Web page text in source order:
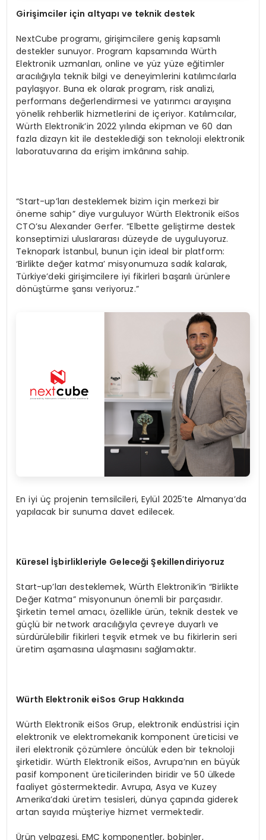
Girişimciler için altyapı ve teknik destek
NextCube programı, girişimcilere geniş kapsamlı
destekler sunuyor. Program kapsamında Würth
Elektronik uzmanları, online ve yüz yüze eğitimler
aracılığıyla teknik bilgi ve deneyimlerini katılımcılarla
paylaşıyor. Buna ek olarak program, risk analizi,
performans değerlendirmesi ve yatırımcı arayışına
yönelik rehberlik hizmetlerini de içeriyor. Katılımcılar,
Würth Elektronik’in 2022 yılında ekipman ve 60 dan
fazla dizayn kit ile desteklediği son teknoloji elektronik
laboratuvarına da erişim imkânına sahip.
“Start-up’ları desteklemek bizim için merkezi bir
öneme sahip” diye vurguluyor Würth Elektronik eiSos
CTO’su Alexander Gerfer. “Elbette geliştirme destek
konseptimizi uluslararası düzeyde de uyguluyoruz.
Teknopark İstanbul, bunun için ideal bir platform:
‘Birlikte değer katma’ misyonumuza sadık kalarak,
Türkiye’deki girişimcilere iyi fikirleri başarılı ürünlere
dönüştürme şansı veriyoruz.”
En iyi üç projenin temsilcileri, Eylül 2025’te Almanya’da
yapılacak bir sunuma davet edilecek.
Küresel İşbirlikleriyle Geleceği Şekillendiriyoruz
Start-up’ları desteklemek, Würth Elektronik’in “Birlikte
Değer Katma” misyonunun önemli bir parçasıdır.
Şirketin temel amacı, özellikle ürün, teknik destek ve
güçlü bir network aracılığıyla çevreye duyarlı ve
sürdürülebilir fikirleri teşvik etmek ve bu fikirlerin seri
üretim aşamasına ulaşmasını sağlamaktır.
Würth Elektronik eiSos Grup Hakkında
Würth Elektronik eiSos Grup, elektronik endüstrisi için
elektronik ve elektromekanik komponent üreticisi ve
ileri elektronik çözümlere öncülük eden bir teknoloji
şirketidir. Würth Elektronik eiSos, Avrupa’nın en büyük
pasif komponent üreticilerinden biridir ve 50 ülkede
faaliyet göstermektedir. Avrupa, Asya ve Kuzey
Amerika’daki üretim tesisleri, dünya çapında giderek
artan sayıda müşteriye hizmet vermektedir.
Ürün yelpazesi, EMC komponentler, bobinler,